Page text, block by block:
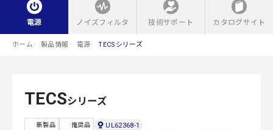
電源 ノイズフィルタ 技術サポート カタログサイト
ホーム 製品情報 電源 TECSシリーズ
TECSシリーズ
新製品 推奨品
UL62368-1